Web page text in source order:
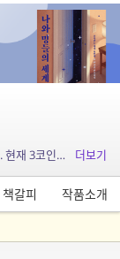
소개: ※ 브릿G 출판지원작에 선정되어 유료화합니다. 현재 3코인으로 책정했지만 출간 이후 출간가격에 맞춰 가격이 변경될 수 있습니다. 조금 먼 미래 배경입니다. 한국은 안정적으로 발전했...
더보기
책갈피 작품소개